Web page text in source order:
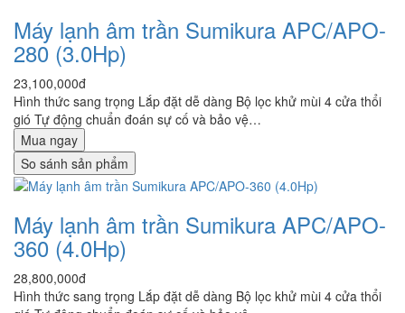
Máy lạnh âm trần Sumikura APC/APO-
280 (3.0Hp)
23,100,000đ
Hình thức sang trọng Lắp đặt dễ dàng Bộ lọc khử mùi 4 cửa thổi
gió Tự động chuẩn đoán sự cố và bảo vệ…
Mua ngay
So sánh sản phẩm
Máy lạnh âm trần Sumikura APC/APO-
360 (4.0Hp)
28,800,000đ
Hình thức sang trọng Lắp đặt dễ dàng Bộ lọc khử mùi 4 cửa thổi